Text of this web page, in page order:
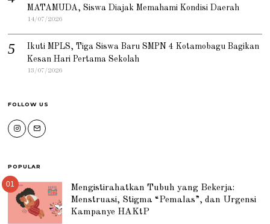
MATAMUDA, Siswa Diajak Memahami Kondisi Daerah
14/07/2026
Ikuti MPLS, Tiga Siswa Baru SMPN 4 Kotamobagu Bagikan
Kesan Hari Pertama Sekolah
13/07/2026
FOLLOW US
POPULAR
01
Mengistirahatkan Tubuh yang Bekerja:
Menstruasi, Stigma “Pemalas”, dan Urgensi
Kampanye HAKtP